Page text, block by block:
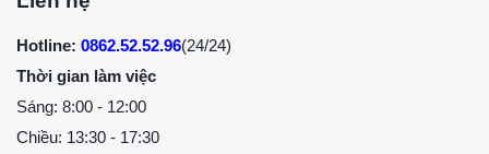
Hotline: 0862.52.52.96(24/24)
Thời gian làm việc
Sáng: 8:00 - 12:00
Chiều: 13:30 - 17:30